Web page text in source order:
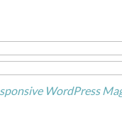
WordPress